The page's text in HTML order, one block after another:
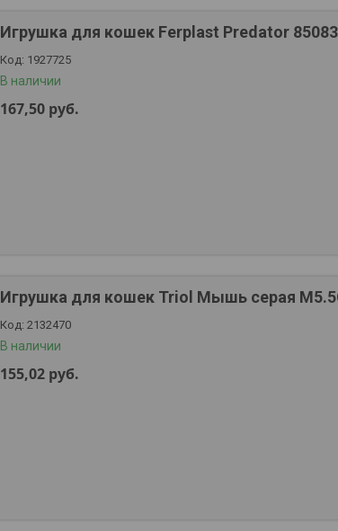
Игрушка для кошек Ferplast Predator
1927725
В наличии
167,50 руб.
Игрушка для кошек Triol Мышь серая
2132470
В наличии
155,02 руб.